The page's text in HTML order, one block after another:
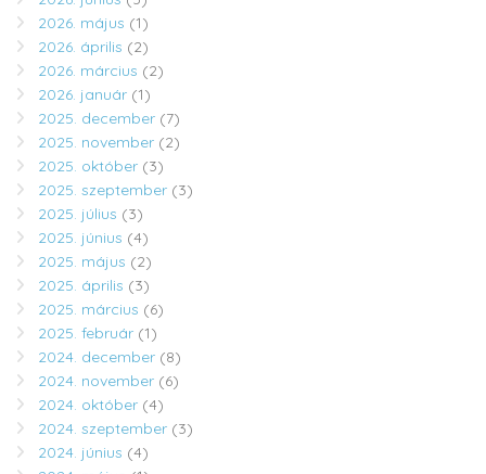
2026. május (1)
2026. április (2)
2026. március (2)
2026. január (1)
2025. december (7)
2025. november (2)
2025. október (3)
2025. szeptember (3)
2025. július (3)
2025. június (4)
2025. május (2)
2025. április (3)
2025. március (6)
2025. február (1)
2024. december (8)
2024. november (6)
2024. október (4)
2024. szeptember (3)
2024. június (4)